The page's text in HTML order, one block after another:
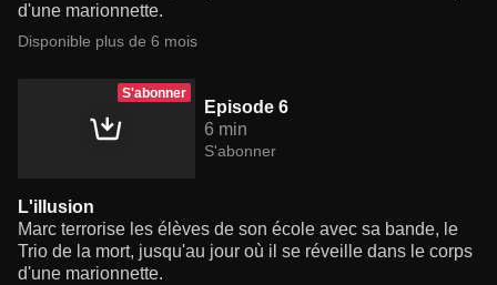
d'une marionnette.
Disponible plus de 6 mois
S'abonner
Episode 6
6 min
S'abonner
L'illusion
Marc terrorise les élèves de son école avec sa bande, le
Trio de la mort, jusqu'au jour où il se réveille dans le corps
d'une marionnette.